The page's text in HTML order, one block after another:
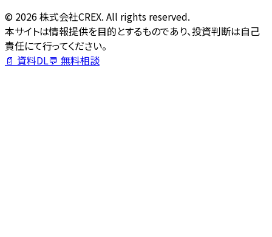
© 2026株式会社CREX. All rights reserved.
本サイトは情報提供を目的とするものであり、投資判断は自己
責任にて行ってください。
📄 資料DL💬 無料相談